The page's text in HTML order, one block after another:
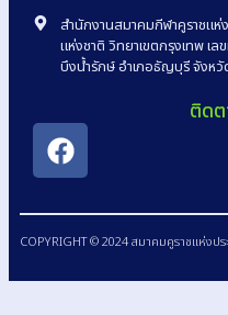
สำนักงานสมาคมกีฬาคูราชแห่
แห่งชาติ วิทยาเขตกรุงเทพ เ
บึงน้ำรักษ์ อำเภอธัญบุรี จังห
ติดต
COPYRIGHT © 2024 สมาคมคูราชแห่งป